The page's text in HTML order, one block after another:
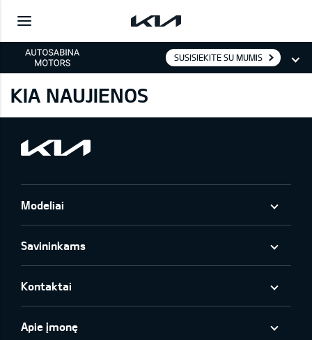
SUSISIEKITE SU MUMIS
KIA NAUJIENOS
Modeliai
Savininkams
Kontaktai
Apie įmonę